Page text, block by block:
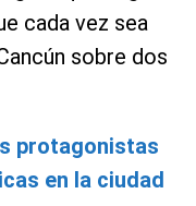
cada vez sea
sobre dos
protagonistas
en la ciudad